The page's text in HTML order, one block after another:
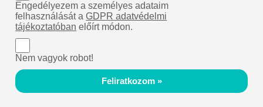
Engedélyezem a személyes adataim
felhasználását aGDPR adatvédelmi
tájékoztatóban előírt módon.
Nem vagyok robot!
Feliratkozom »